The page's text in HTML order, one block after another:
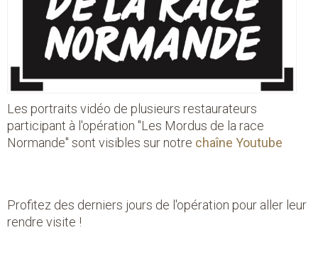
Les portraits vidéo de plusieurs restaurateurs
participant à l'opération "Les Mordus de la race
Normande" sont visibles sur notre chaîne Youtube
Profitez des derniers jours de l'opération pour aller leur
rendre visite !